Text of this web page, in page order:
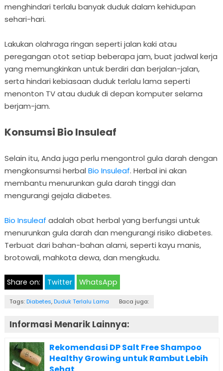
menghindari terlalu banyak duduk dalam kehidupan
sehari-hari.
Lakukan olahraga ringan seperti jalan kaki atau
peregangan otot setiap beberapa jam, buat jadwal kerja
yang memungkinkan untuk berdiri dan berjalan-jalan,
serta hindari kebiasaan duduk terlalu lama seperti
menonton TV atau duduk di depan komputer selama
berjam-jam.
Konsumsi Bio Insuleaf
Selain itu, Anda juga perlu mengontrol gula darah dengan
mengkonsumsi herbal Bio Insuleaf. Herbal ini akan
membantu menurunkan gula darah tinggi dan
mengurangi gejala diabetes.
Bio Insuleaf adalah obat herbal yang berfungsi untuk
menurunkan gula darah dan mengurangi risiko diabetes.
Terbuat dari bahan-bahan alami, seperti kayu manis,
brotowali, mahkota dewa, dan mengkudu.
Share on: Twitter WhatsApp
Tags: Diabetes, Duduk Terlalu Lama Baca juga:
Informasi Menarik Lainnya:
Rekomendasi DP Salt Free Shampoo
Healthy Growing untuk Rambut Lebih